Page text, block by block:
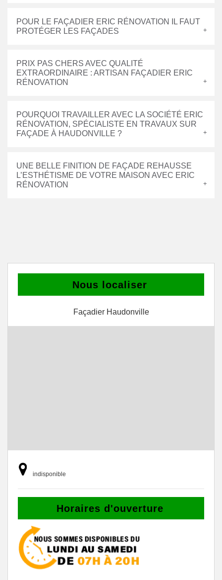
POUR LE FAÇADIER ERIC RÉNOVATION IL FAUT
PROTÉGER LES FAÇADES
PRIX PAS CHERS AVEC QUALITÉ
EXTRAORDINAIRE : ARTISAN FAÇADIER ERIC
RÉNOVATION
POURQUOI TRAVAILLER AVEC LA SOCIÉTÉ ERIC
RÉNOVATION, SPÉCIALISTE EN TRAVAUX SUR
FAÇADE À HAUDONVILLE ?
UNE BELLE FINITION DE FAÇADE REHAUSSE
L’ESTHÉTISME DE VOTRE MAISON AVEC ERIC
RÉNOVATION
Nous localiser
Façadier Haudonville
indisponible
Horaires d'ouverture